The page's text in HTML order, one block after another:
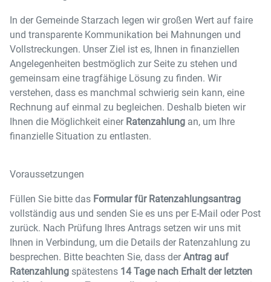
In der Gemeinde Starzach legen wir großen Wert auf faire
und transparente Kommunikation bei Mahnungen und
Vollstreckungen. Unser Ziel ist es, Ihnen in finanziellen
Angelegenheiten bestmöglich zur Seite zu stehen und
gemeinsam eine tragfähige Lösung zu finden. Wir
verstehen, dass es manchmal schwierig sein kann, eine
Rechnung auf einmal zu begleichen. Deshalb bieten wir
Ihnen die Möglichkeit einer Ratenzahlung an, um Ihre
finanzielle Situation zu entlasten.
Voraussetzungen
Füllen Sie bitte das Formular für Ratenzahlungsantrag
vollständig aus und senden Sie es uns per E-Mail oder Post
zurück. Nach Prüfung Ihres Antrags setzen wir uns mit
Ihnen in Verbindung, um die Details der Ratenzahlung zu
besprechen. Bitte beachten Sie, dass derAntrag auf
Ratenzahlung spätestens 14 Tage nach Erhalt der letzten